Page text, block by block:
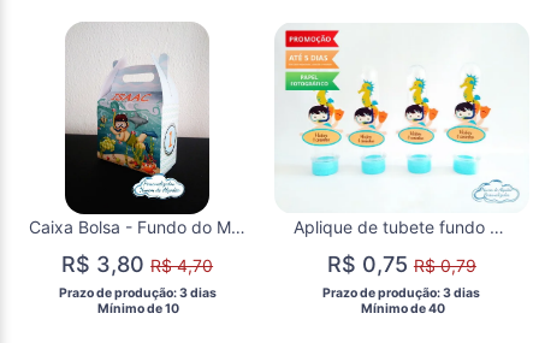
Caixa Bolsa - Fundo do Mar
R$ 3,80R$ 4,70
Prazo de produção: 3 dias
  Mínimo de 10
Aplique de tubete fundo do mar
R$ 0,75R$ 0,79
Prazo de produção: 3 dias
  Mínimo de 40